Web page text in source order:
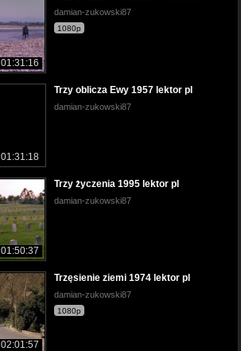
01:31:16
damian-zukowski87
1080p
01:31:18
Trzy oblicza Ewy 1957 lektor pl
damian-zukowski87
01:50:37
Trzy życzenia 1995 lektor pl
damian-zukowski87
02:01:57
Trzęsienie ziemi 1974 lektor pl
damian-zukowski87
1080p